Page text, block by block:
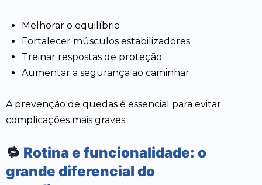
Melhorar o equilíbrio
Fortalecer músculos estabilizadores
Treinar respostas de proteção
Aumentar a segurança ao caminhar
A prevenção de quedas é essencial para evitar
complicações mais graves.
🔁 Rotina e funcionalidade: o
grande diferencial do